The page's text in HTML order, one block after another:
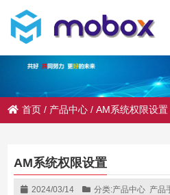
首页 / 产品中心 /AM系统权限设置
AM系统权限设置
2024/03/14 分类:产品中心 产品